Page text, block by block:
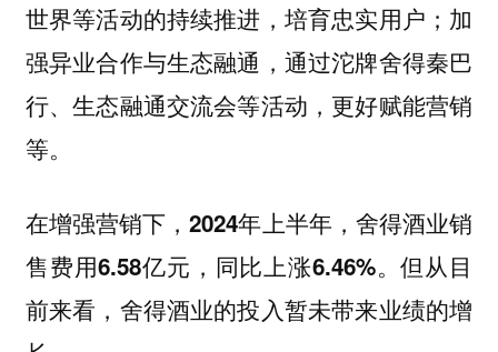
世界等活动的持续推进，培育忠实用户；加
强异业合作与生态融通，通过沱牌舍得秦巴
行、生态融通交流会等活动，更好赋能营销
等。
在增强营销下，2024年上半年，舍得酒业销
售费用6.58亿元，同比上涨6.46%。但从目
前来看，舍得酒业的投入暂未带来业绩的增